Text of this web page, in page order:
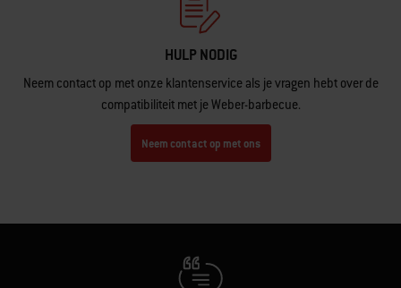
HULP NODIG
Neem contact op met onze klantenservice als je vragen hebt over de
compatibiliteit met je Weber-barbecue.
Neem contact op met ons